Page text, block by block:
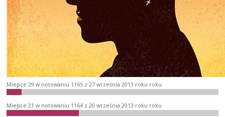
Miejsce 29 w notowaniu 1165 z 27 września 2013 roku roku
Miejsce 21 w notowaniu 1164 z 20 września 2013 roku roku